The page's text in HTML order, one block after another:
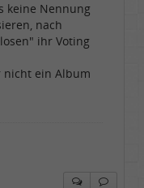
keine Nennung
nach
ihr Voting
nicht ein Album